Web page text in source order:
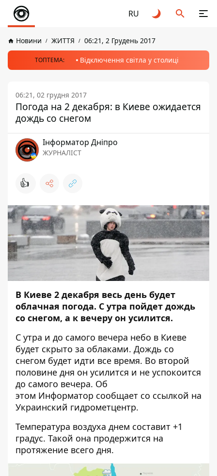
RU
Новини ЖИТТЯ 06:21, 2 Грудень 2017
ТОПТЕМА: Відключення світла у столиці
06:21, 02 грудня 2017
Погода на 2 декабря: в Киеве ожидается
дождь со снегом
Інформатор Дніпро
ЖУРНАЛІСТ
👍
В Киеве 2 декабря весь день будет
облачная погода. С утра пойдет дождь
со снегом, а к вечеру он усилится.
С утра и до самого вечера небо в Киеве
будет скрыто за облаками. Дождь со
снегом будет идти все время. Во второй
половине дня он усилится и не успокоится
до самого вечера. Об
этом Информатор сообщает со ссылкой на
Украинский гидрометцентр.
Температура воздуха днем составит +1
градус. Такой она продержится на
протяжение всего дня.